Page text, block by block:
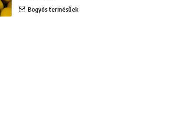
Bogyós termésűek